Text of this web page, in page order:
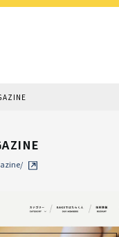
アル
リー
ーション